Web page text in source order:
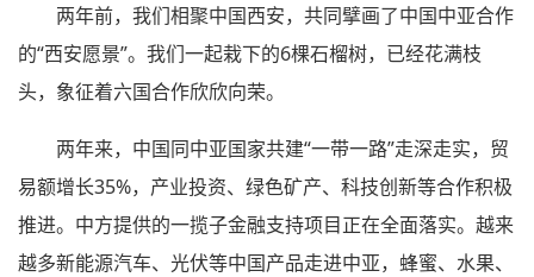
两年前，我们相聚中国西安，共同擘画了中国中亚合作
的“西安愿景”。我们一起栽下的6棵石榴树，已经花满枝
头，象征着六国合作欣欣向荣。
两年来，中国同中亚国家共建“一带一路”走深走实，贸
易额增长35%，产业投资、绿色矿产、科技创新等合作积极
推进。中方提供的一揽子金融支持项目正在全面落实。越来
越多新能源汽车、光伏等中国产品走进中亚，蜂蜜、水果、